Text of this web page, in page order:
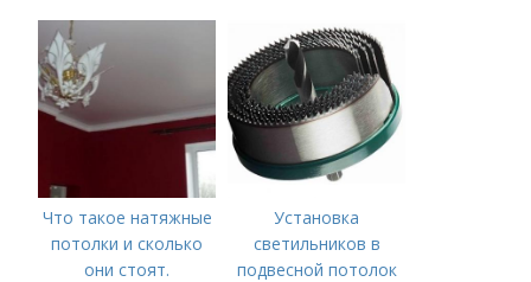
Что такое натяжные
потолки и сколько
они стоят.
Установка
светильников в
подвесной потолок